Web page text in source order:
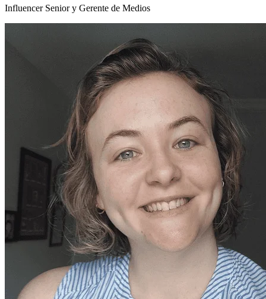
Influencer Senior y Gerente de Medios